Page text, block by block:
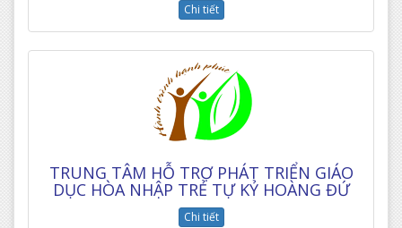
Chi tiết
TRUNG TÂM HỖ TRỢ PHÁT TRIỂN GIÁO
DỤC HÒA NHẬP TRẺ TỰ KỶ HOÀNG ĐỨ
Chi tiết